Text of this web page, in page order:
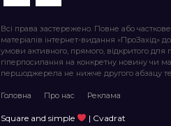
Всі права застережено. Повне або
матеріалів інтернет-видання «ПроЗахід»
умови активного, прямого, відкритого
гіперпосилання на конкретну новину чи
першоджерела не нижче другого абзацу
Головна Про нас Реклама
Square and simple | Cvadrat